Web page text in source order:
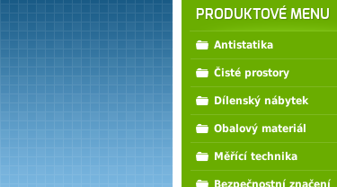
PRODUKTOVÉ MENU
Antistatika
Čisté prostory
Dílenský nábytek
Obalový materiál
Měřící technika
Bezpečnostní značení